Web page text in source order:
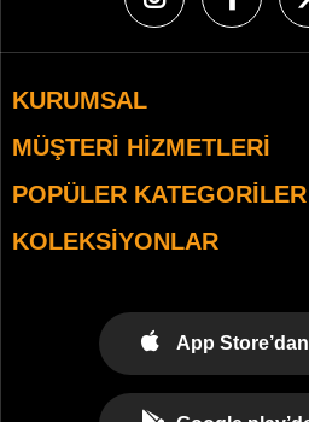
KURUMSAL
MÜŞTERI HIZMETLERI
POPÜLER KATEGORILER
KOLEKSIYONLAR
App Store’dan